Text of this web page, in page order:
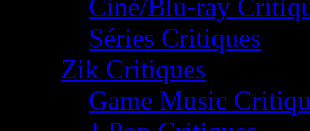
Ciné/Blu-ray
Séries Critiques
Zik Critiques
Game Music